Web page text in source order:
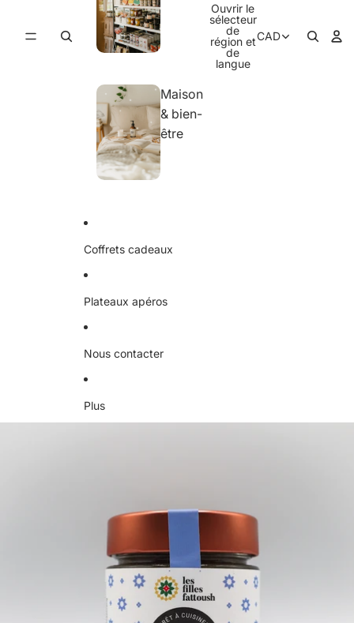
Maison
& bien-
être
Coffrets cadeaux
Plateaux apéros
Nous contacter
Plus
Ouvrir le
sélecteur
de
région et
de
langue
CAD
Passer aux informations sur le produit